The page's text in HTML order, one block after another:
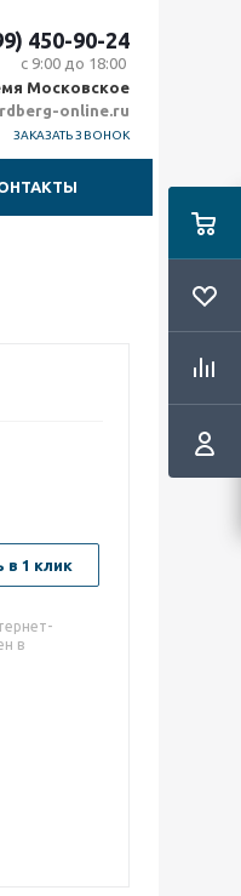
450-90-24
с 9:00 до 18:00
Московское
online.ru
ЗАКАЗАТЬ ЗВОНОК
в 1 клик
в